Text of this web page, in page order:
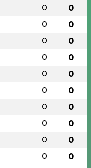
0 0
0 0
0 0
0 0
0 0
0 0
0 0
0 0
0 0
0 0